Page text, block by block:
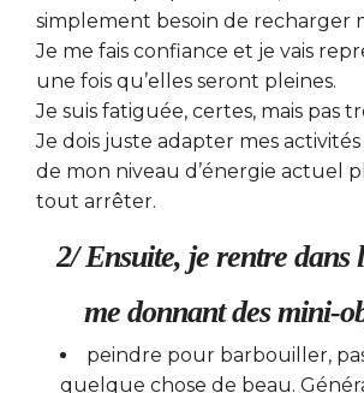
simplement besoin de recharger
Je me fais confiance et je vais
une fois qu’elles seront pleines.
Je suis fatiguée, certes, mais pas
Je dois juste adapter mes
de mon niveau d’énergie actuel
tout arrêter.
2/ Ensuite, je rentre dans
me donnant des mini-
peindre pour barbouiller,
quelque chose de beau.